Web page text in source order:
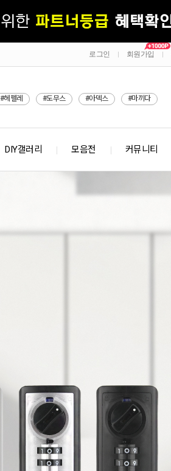
로그인 회원가입
#헤펠레 #도무스 #아덱스 #마끼다
DIY갤러리 모음전 커뮤니티